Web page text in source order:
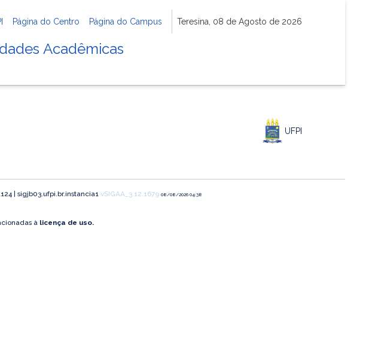
Página do Centro Página do Campus Teresina, 08 de Agosto de 2026
Acadêmicas
UFPI
| sigjb03.ufpi.br.instancia1 vSIGAA_3.12.1679 08/08/2026 04:38
à licença de uso.